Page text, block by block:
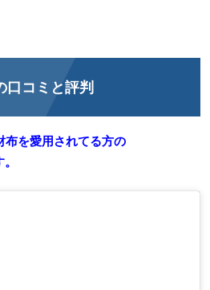
口コミと評判
布を愛用されてる方の